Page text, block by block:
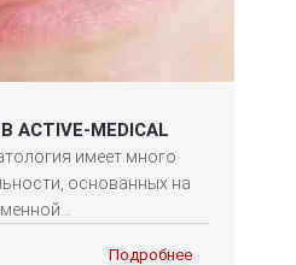
MEDICAL
имеет много
основанных на
Подробнее